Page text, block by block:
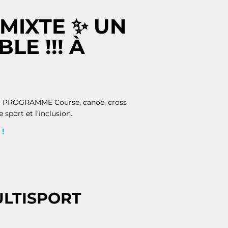
✨ UN
!!! À
Course, canoë, cross
sport et l’inclusion.
!